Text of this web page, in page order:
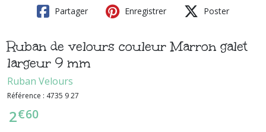
Partager Enregistrer Poster
Ruban de velours couleur Marron galet
largeur 9 mm
Ruban Velours
Référence : 4735 9 27
2€60